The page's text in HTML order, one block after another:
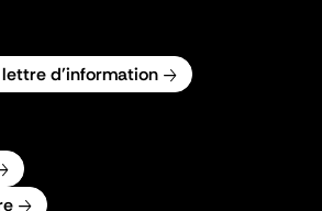
d'information